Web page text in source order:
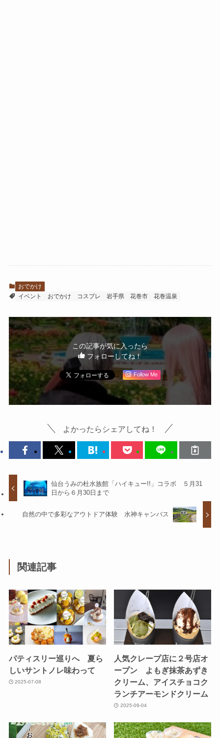
おでかけ
イベント
おでかけ コスプレ 岩手県 花巻市 花巻温泉
この記事が気に入ったら
フォローしてね！
Follow Me
よかったらシェアしてね！
仙台うみの杜水族館「ハイキュー!!」コラボ ５月31
日から６月30日まで
自然の中で多彩なアウトドア体験 水神キャンバス
関連記事
パティスリー巡りへ 夏ら
しいサントノレ味わって
2025-07-08
人気クレープ店に２号店オ
ープン よもぎ抹茶あずき
クリーム、アイスチョコク
ランチアーモンドクリーム
2025-09-04